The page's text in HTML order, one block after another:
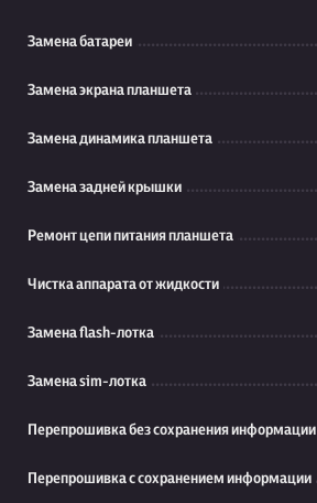
Замена батареи
Замена экрана планшета
Замена динамика планшета
Замена задней крышки
Ремонт цепи питания планшета
Чистка аппарата от жидкости
Замена flash-лотка
Замена sim-лотка
Перепрошивка без сохранения информации
Перепрошивка с сохранением информации